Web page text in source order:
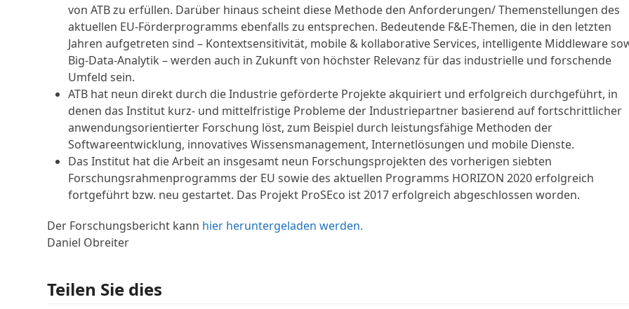
von ATB zu erfüllen. Darüber hinaus scheint diese Methode den Anforderungen/ Themenstellungen des
aktuellen EU-Förderprogramms ebenfalls zu entsprechen. Bedeutende F&E-Themen, die in den letzten
Jahren aufgetreten sind – Kontextsensitivität, mobile & kollaborative Services, intelligente Middleware
Big-Data-Analytik – werden auch in Zukunft von höchster Relevanz für das industrielle und forschende
Umfeld sein.
ATB hat neun direkt durch die Industrie geförderte Projekte akquiriert und erfolgreich durchgeführt, in
denen das Institut kurz- und mittelfristige Probleme der Industriepartner basierend auf fortschrittlicher
anwendungsorientierter Forschung löst, zum Beispiel durch leistungsfähige Methoden der
Softwareentwicklung, innovatives Wissensmanagement, Internetlösungen und mobile Dienste.
Das Institut hat die Arbeit an insgesamt neun Forschungsprojekten des vorherigen siebten
Forschungsrahmenprogramms der EU sowie des aktuellen Programms HORIZON 2020 erfolgreich
fortgeführt bzw. neu gestartet. Das Projekt ProSEco ist 2017 erfolgreich abgeschlossen worden.
Der Forschungsbericht kann hier heruntergeladen werden.
Daniel Obreiter
Teilen Sie dies